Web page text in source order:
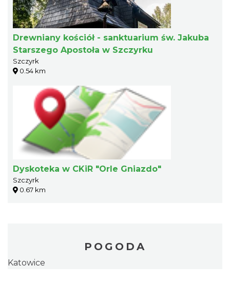
Drewniany kościół - sanktuarium św. Jakuba
Starszego Apostoła w Szczyrku
Szczyrk
0.54 km
Dyskoteka w CKiR "Orle Gniazdo"
Szczyrk
0.67 km
POGODA
Katowice